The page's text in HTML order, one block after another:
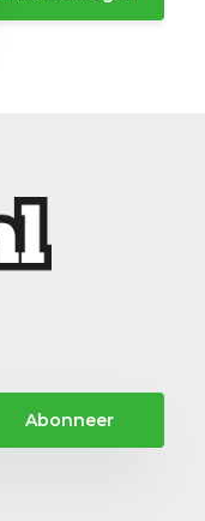
Abonneer